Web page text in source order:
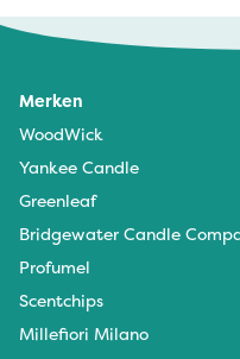
Merken
WoodWick
Yankee Candle
Greenleaf
Bridgewater Candle
Profumel
Scentchips
Millefiori Milano